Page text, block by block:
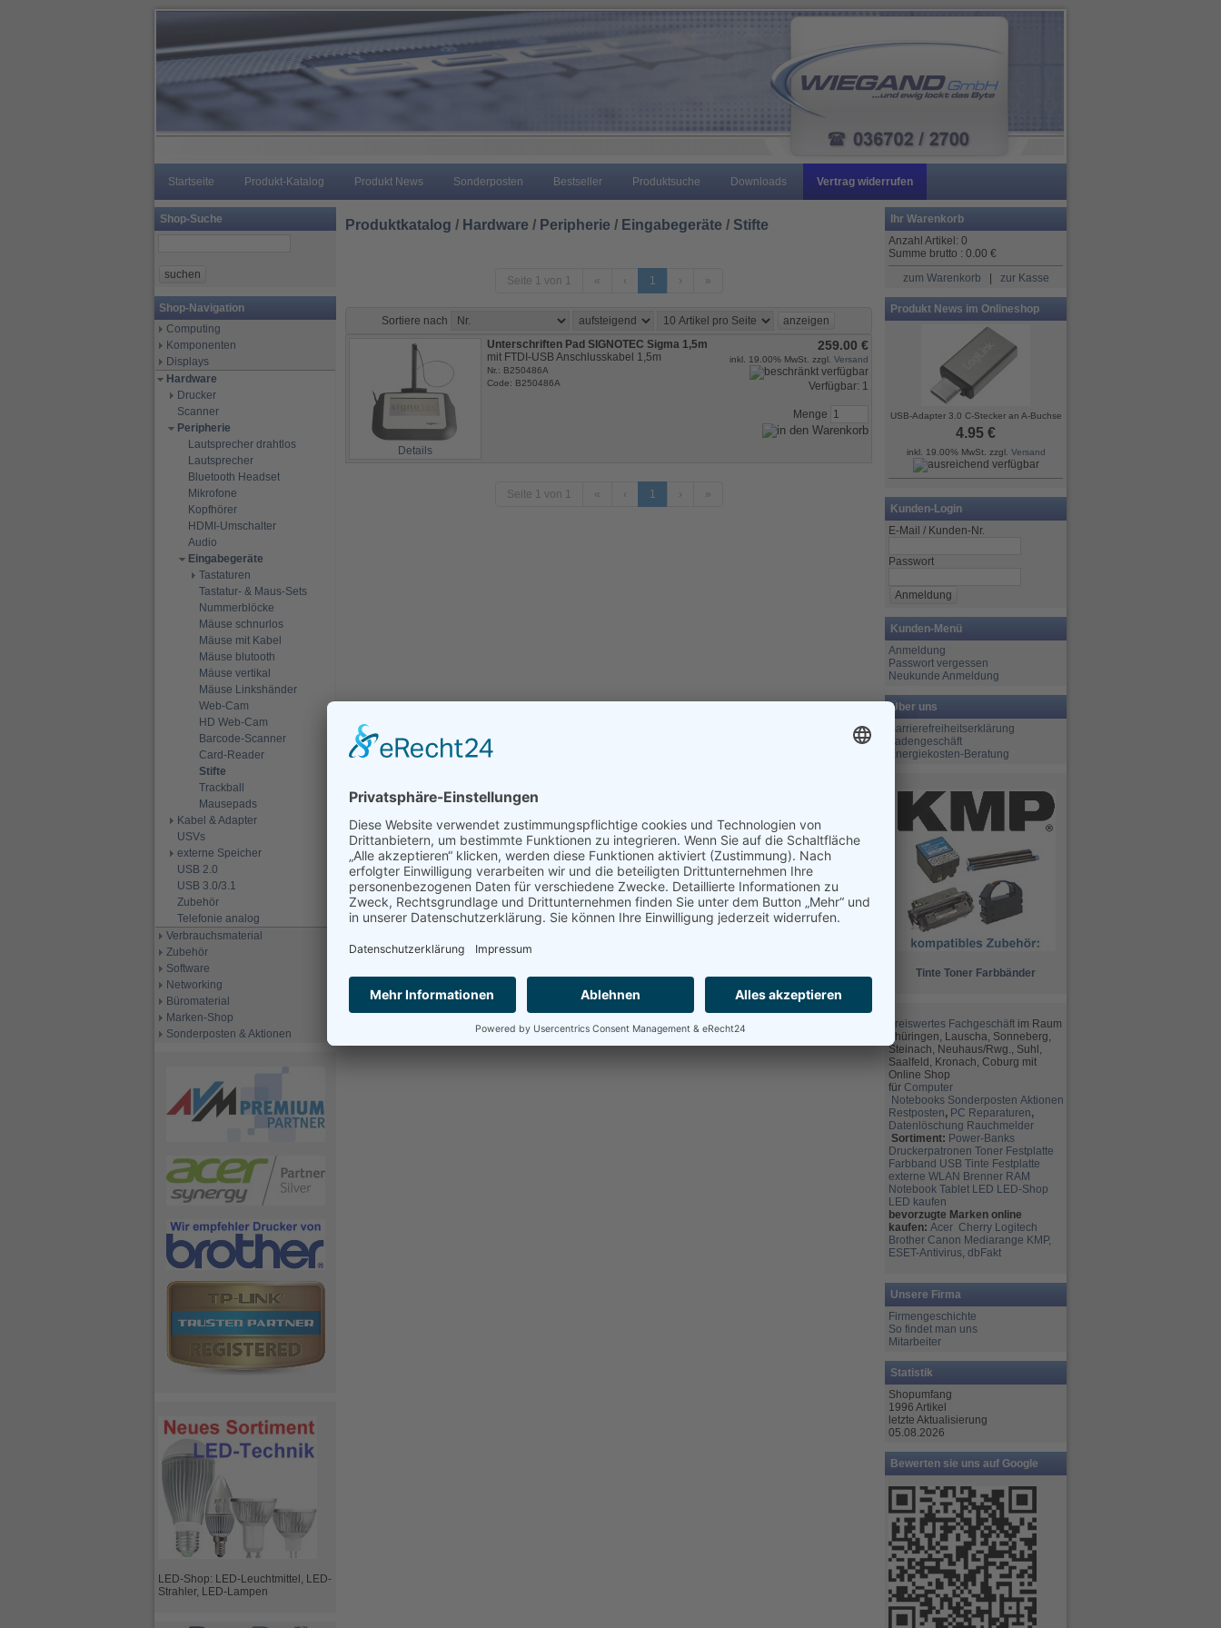
Startseite Produkt-Katalog Produkt News Sonderposten Bestseller Produktsuche Downloads Vertrag widerrufen
Shop-Suche
Shop-Navigation
Computing
Komponenten
Displays
Hardware
Drucker
Scanner
Peripherie
Lautsprecher drahtlos
Lautsprecher
Bluetooth Headset
Mikrofone
Kopfhörer
HDMI-Umschalter
Audio
Eingabegeräte
Tastaturen
Tastatur- & Maus-Sets
Nummerblöcke
Mäuse schnurlos
Mäuse mit Kabel
Mäuse blutooth
Mäuse vertikal
Mäuse Linkshänder
Web-Cam
HD Web-Cam
Barcode-Scanner
Card-Reader
Stifte
Trackball
Mausepads
Kabel & Adapter
USVs
externe Speicher
USB 2.0
USB 3.0/3.1
Zubehör
Telefonie analog
Verbrauchsmaterial
Zubehör
Software
Networking
Büromaterial
Marken-Shop
Sonderposten & Aktionen
LED-Shop: LED-Leuchtmittel, LED-
Strahler, LED-Lampen
Produktkatalog / Hardware / Peripherie / Eingabegeräte / Stifte
Seite 1 von 1 « ‹ 1 › »
Sortiere nach
Details
Unterschriften Pad SIGNOTEC Sigma 1,5m
mit FTDI-USB Anschlusskabel 1,5m
Nr.: B250486A
Code: B250486A
259.00 €
inkl. 19.00% MwSt. zzgl. Versand
Verfügbar: 1
Menge
Seite 1 von 1 « ‹ 1 › »
Ihr Warenkorb
Anzahl Artikel: 0
Summe brutto : 0.00 €
zum Warenkorb
zur Kasse
Produkt News im Onlineshop
USB-Adapter 3.0 C-Stecker an A-Buchse
4.95 €
inkl. 19.00% MwSt. zzgl. Versand
Kunden-Login
E-Mail / Kunden-Nr.
Passwort
Kunden-Menü
Anmeldung
Passwort vergessen
Neukunde Anmeldung
Über uns
Barrierefreiheitserklärung
Ladengeschäft
Energiekosten-Beratung
Tinte Toner Farbbänder
preiswertes Fachgeschäft im Raum
Thüringen, Lauscha, Sonneberg,
Steinach, Neuhaus/Rwg., Suhl,
Saalfeld, Kronach, Coburg mit
Online Shop
für Computer
Notebooks Sonderposten Aktionen
Restposten, PC Reparaturen,
Datenlöschung Rauchmelder
Sortiment: Power-Banks
Druckerpatronen Toner Festplatte
Farbband USB Tinte Festplatte
externe WLAN Brenner RAM
Notebook Tablet LED LED-Shop
LED kaufen
bevorzugte Marken online
kaufen: Acer Cherry Logitech
Brother Canon Mediarange KMP,
ESET-Antivirus, dbFakt
Unsere Firma
Firmengeschichte
So findet man uns
Mitarbeiter
Statistik
Shopumfang
1996 Artikel
letzte Aktualisierung
05.08.2026
Bewerten sie uns auf Google